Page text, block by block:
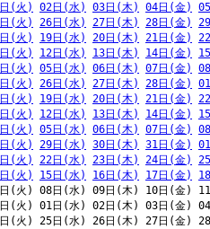
(火) 02日(水) 03日(木) 04日(金)
(火) 26日(水) 27日(木) 28日(金)
(火) 19日(水) 20日(木) 21日(金)
(火) 12日(水) 13日(木) 14日(金)
(火) 05日(水) 06日(木) 07日(金)
(火) 26日(水) 27日(木) 28日(金)
(火) 19日(水) 20日(木) 21日(金)
(火) 12日(水) 13日(木) 14日(金)
(火) 05日(水) 06日(木) 07日(金)
(火) 29日(水) 30日(木) 31日(金)
(火) 22日(水) 23日(木) 24日(金)
(火) 15日(水) 16日(木) 17日(金)
日(火) 08日(水) 09日(木) 10日(金)
日(火) 01日(水) 02日(木) 03日(金)
日(火) 25日(水) 26日(木) 27日(金)